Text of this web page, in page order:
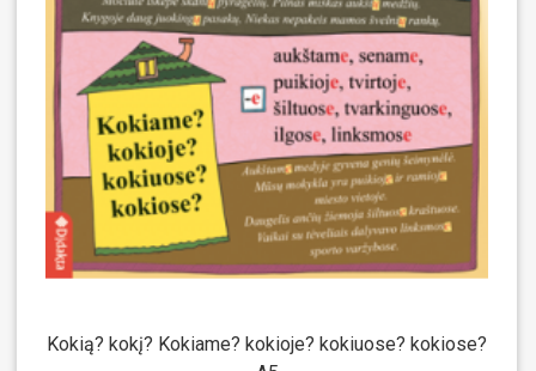
Kokią? kokį? Kokiame? kokioje? kokiuose? kokiose?